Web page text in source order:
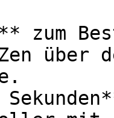
zum
über